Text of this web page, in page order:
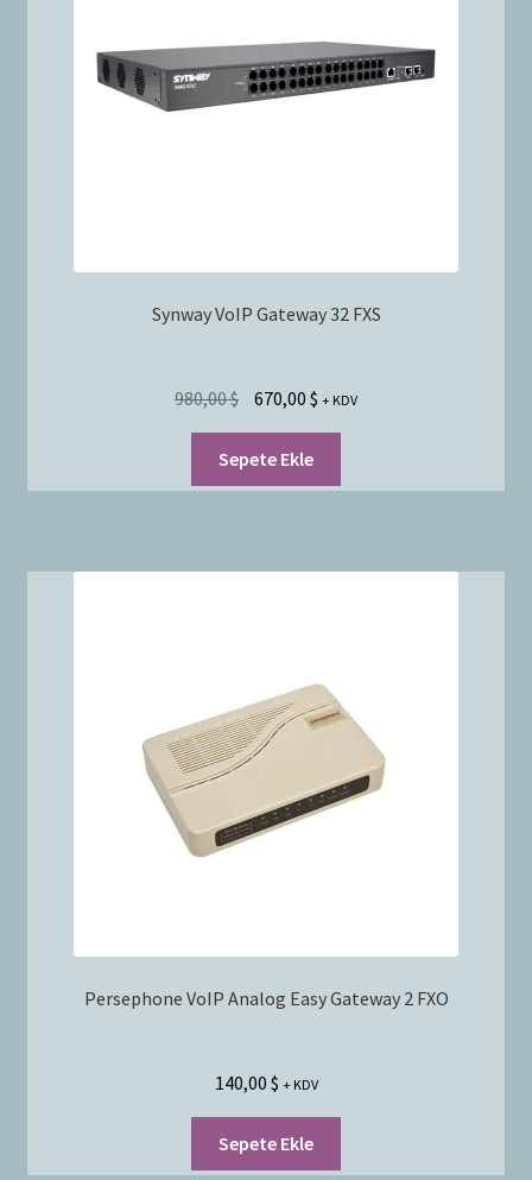
Synway VoIP Gateway 32 FXS
980,00$ 670,00 $ + KDV
Sepete Ekle
Persephone VoIP Analog Easy Gateway 2 FXO
140,00 $ + KDV
Sepete Ekle